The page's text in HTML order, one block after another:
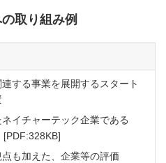
取り組み例
する事業を展開するスタート
イチャーテック企業である
[PDF:328KB]
も加えた、企業等の評価